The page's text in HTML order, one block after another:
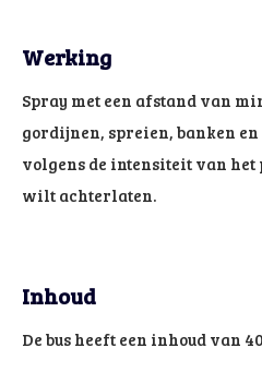
Werking
Spray met een afstand van
gordijnen, spreien, banken
volgens de intensiteit van het
wilt achterlaten.
Inhoud
De bus heeft een inhoud van